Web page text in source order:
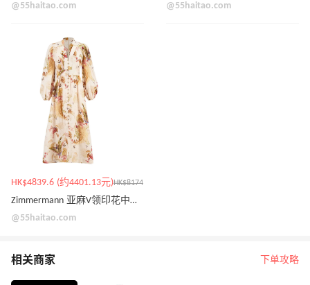
@55haitao.com
@55haitao.com
HK$4839.6 (约4401.13元)HK$8174
Zimmermann 亚麻V领印花中长裙
@55haitao.com
相关商家 下单攻略